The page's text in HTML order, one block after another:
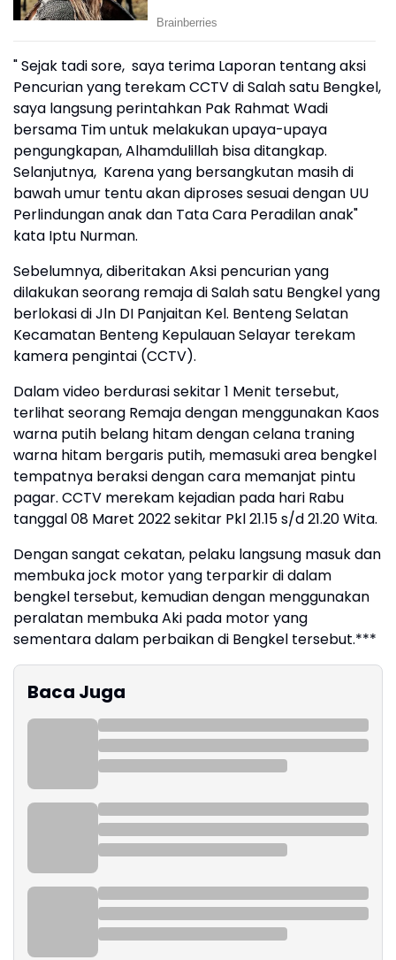
" Sejak tadi sore, saya terima Laporan tentang aksi
Pencurian yang terekam CCTV di Salah satu Bengkel,
saya langsung perintahkan Pak Rahmat Wadi
bersama Tim untuk melakukan upaya-upaya
pengungkapan, Alhamdulillah bisa ditangkap.
Selanjutnya, Karena yang bersangkutan masih di
bawah umur tentu akan diproses sesuai dengan UU
Perlindungan anak dan Tata Cara Peradilan anak"
kata Iptu Nurman.
Sebelumnya, diberitakan Aksi pencurian yang
dilakukan seorang remaja di Salah satu Bengkel yang
berlokasi di Jln DI Panjaitan Kel. Benteng Selatan
Kecamatan Benteng Kepulauan Selayar terekam
kamera pengintai (CCTV).
Dalam video berdurasi sekitar 1 Menit tersebut,
terlihat seorang Remaja dengan menggunakan Kaos
warna putih belang hitam dengan celana traning
warna hitam bergaris putih, memasuki area bengkel
tempatnya beraksi dengan cara memanjat pintu
pagar. CCTV merekam kejadian pada hari Rabu
tanggal 08 Maret 2022 sekitar Pkl 21.15 s/d 21.20 Wita.
Dengan sangat cekatan, pelaku langsung masuk dan
membuka jock motor yang terparkir di dalam
bengkel tersebut, kemudian dengan menggunakan
peralatan membuka Aki pada motor yang
sementara dalam perbaikan di Bengkel tersebut.***
Baca Juga